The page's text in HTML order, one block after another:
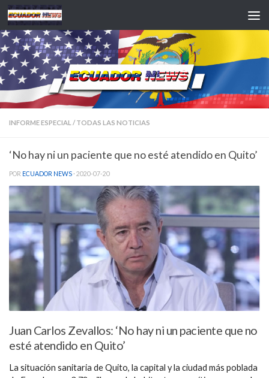
Saltar al contenido
INFORME ESPECIAL / TODAS LAS NOTICIAS
‘No hay ni un paciente que no esté atendido en Quito’
POR ECUADOR NEWS · 2020-07-20
Juan Carlos Zevallos: ‘No hay ni un paciente que no
esté atendido en Quito’
La situación sanitaria de Quito, la capital y la ciudad más poblada